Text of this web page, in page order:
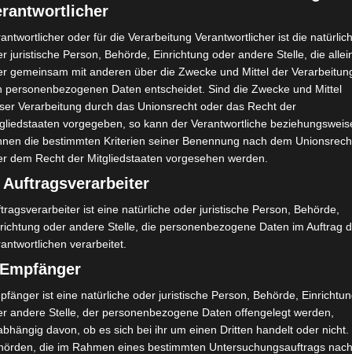
Beet habe ich mit Kohlrabi (blau & weiß)
ich besonders gerne und er sieht so
oder für die Verarbeitung Verantwortlicher ist die
juristische Person, Behörde, Einrichtung oder andere Stelle, die
gemeinsam mit anderen über die Zwecke und Mittel der
personenbezogenen Daten entscheidet. Sind die Zwecke und Mittel
Verarbeitung durch das Unionsrecht oder das Recht der
vorgegeben, so kann der Verantwortliche
die bestimmten Kriterien seiner Benennung nach dem
dem Recht der Mitgliedstaaten vorgesehen werden.
Auftragsverarbeiter
ist eine natürliche oder juristische Person, Behörde,
oder andere Stelle, die personenbezogene Daten im Auftrag
verarbeitet.
ist eine natürliche oder juristische Person, Behörde,
andere Stelle, der personenbezogene Daten offengelegt werden,
davon, ob es sich bei ihr um einen Dritten handelt oder nicht.
die im Rahmen eines bestimmten Untersuchungsauftrags nach